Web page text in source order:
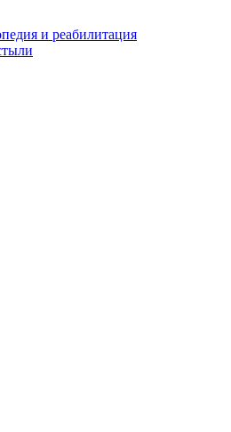
и реабилитация